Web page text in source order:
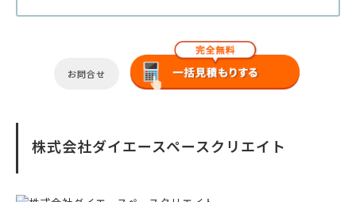
お問合せ
株式会社ダイエースペースクリエイト